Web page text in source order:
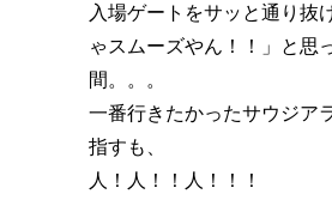
入場ゲートをサッと通り抜
ゃスムーズやん！！」と思
間。。。
一番行きたかったサウジア
指すも、
人！人！！人！！！️